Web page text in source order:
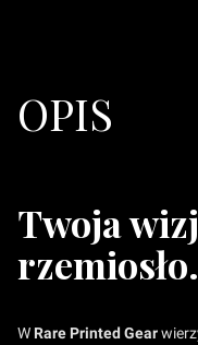
OPIS
Twoja
rzemiosło.
WRare Printed Gear